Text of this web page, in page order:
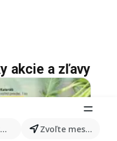
produkty... Zvoľte mesto
akcie a zľavy